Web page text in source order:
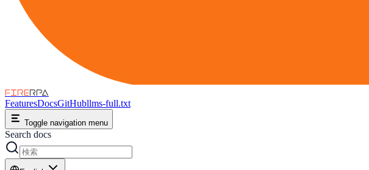
FIRERPA
FeaturesDocsGitHubllms-full.txt
Toggle navigation menu
Search docs